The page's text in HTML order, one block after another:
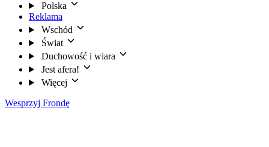
Polska
Reklama
Wschód
Świat
Duchowość i wiara
Jest afera!
Więcej
Wesprzyj Frondę